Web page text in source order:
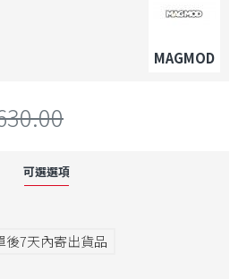
MAGMOD
可選選項
後7天內寄出貨品